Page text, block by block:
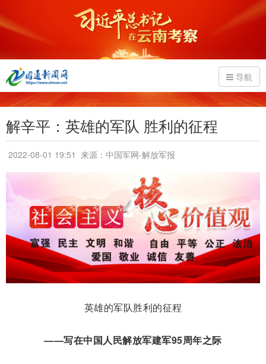
导航
解辛平：英雄的军队 胜利的征程
2022-08-01 19:51 来源：中国军网-解放军报
英雄的军队胜利的征程
——写在中国人民解放军建军95周年之际